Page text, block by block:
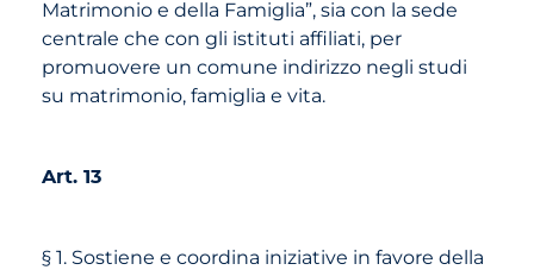
Matrimonio e della Famiglia”, sia con la sede
centrale che con gli istituti affiliati, per
promuovere un comune indirizzo negli studi
su matrimonio, famiglia e vita.
Art. 13
§ 1. Sostiene e coordina iniziative in favore della